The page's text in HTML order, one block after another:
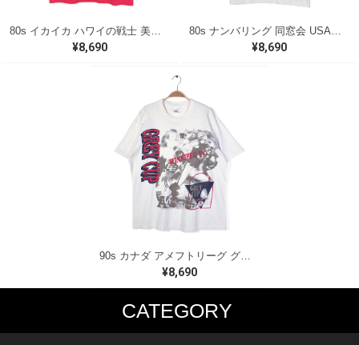
¥8,690 ¥8,690
90s カナダ アメフトリーグ グレイカップ カナダ製 ヴィンテージ Tシャツ ビッグプリント シングルステッチ ホワイト WINNIPEG '91 サイズXL 古着 BZ0545
¥8,690
CATEGORY
MUSIC TEE T-SHIRTS